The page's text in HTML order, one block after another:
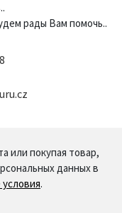
рады Вам помочь..
или покупая товар,
данных в
.